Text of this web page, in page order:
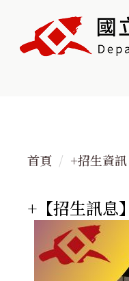
首頁 +招生資訊
+【招生訊息